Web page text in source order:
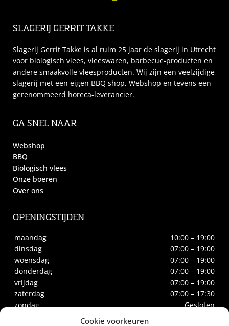
Cookie voorkeuren
SLAGERIJ GERRIT TAKKE
Slagerij Gerrit Takke is al ruim 25 jaar de slagerij in Utrecht
voor biologisch vlees, vleeswaren, barbecue-producten en
andere smaakvolle vleesproducten. Wij zijn een veelzijdige
slagerij met een eigen BBQ shop, Webshop en tevens een
gerenommeerd horeca-leverancier.
GA SNEL NAAR
Webshop
BBQ
Biologisch vlees
Onze boeren
Over ons
OPENINGSTIJDEN
maandag
10:00 – 19:00
dinsdag
07:00 – 19:00
woensdag
07:00 – 19:00
donderdag
07:00 – 19:00
vrijdag
07:00 – 19:00
zaterdag
07:00 – 17:30
zondag
Gesloten